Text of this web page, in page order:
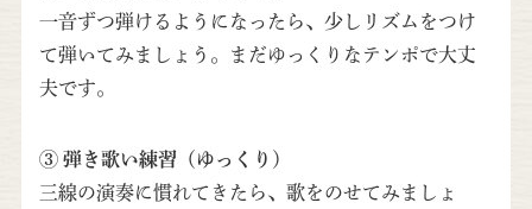
一音ずつ弾けるようになったら、少しリズムをつけ
て弾いてみましょう。まだゆっくりなテンポで大丈
夫です。
③ 弾き歌い練習（ゆっくり）
三線の演奏に慣れてきたら、歌をのせてみましょ